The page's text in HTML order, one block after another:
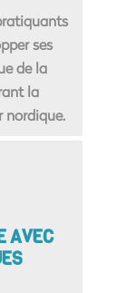
ses
de la
la
nordique.
AVEC